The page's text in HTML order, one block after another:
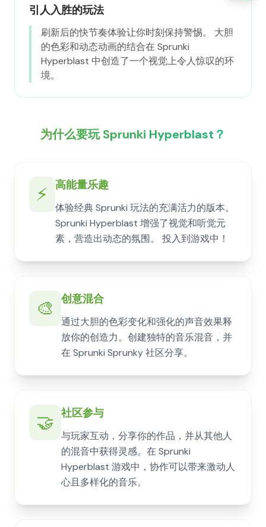
引人入胜的玩法
刷新后的快节奏体验让你时刻保持警惕。 大胆
的色彩和动态动画的结合在 Sprunki
Hyperblast 中创造了一个视觉上令人惊叹的环
境。
为什么要玩 Sprunki Hyperblast？
⚡ 高能量乐趣
体验经典 Sprunki 玩法的充满活力的版本。
Sprunki Hyperblast 增强了视觉和听觉元
素，营造出动态的氛围。 投入到游戏中！
🎨 创意混合
通过大胆的色彩变化和强化的声音效果释
放你的创造力。创建独特的音乐混音，并
在 Sprunki Sprunky 社区分享。
🤝 社区参与
与玩家互动，分享你的作品，并从其他人
的混音中获得灵感。在 Sprunki
Hyperblast 游戏中，协作可以带来激动人
心且多样化的音乐。